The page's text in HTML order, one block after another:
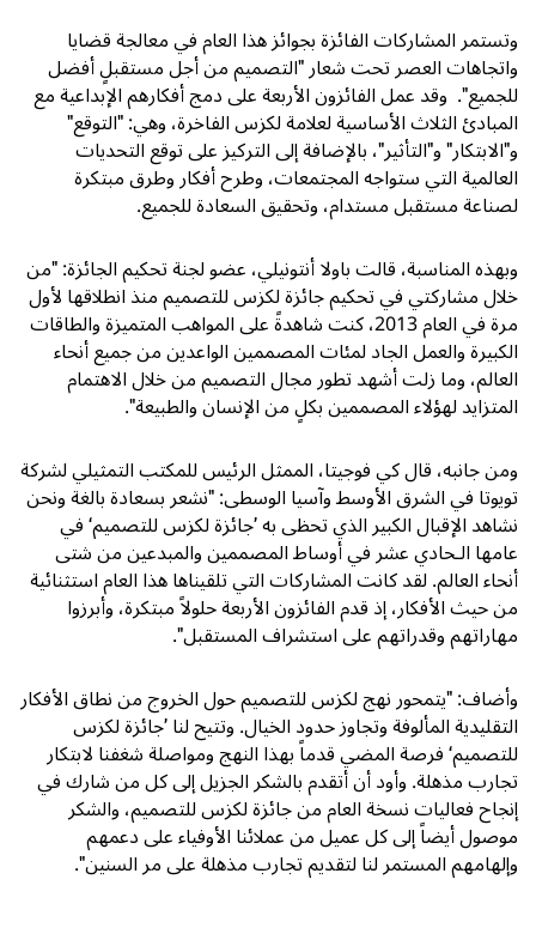
وتستمر المشاركات الفائزة بجوائز هذا العام في معالجة قضايا
واتجاهات العصر تحت شعار "التصميم من أجل مستقبلٍ أفضل
للجميع". وقد عمل الفائزون الأربعة على دمج أفكارهم الإبداعية مع
المبادئ الثلاث الأساسية لعلامة لكزس الفاخرة، وهي: "التوقع"
و"الابتكار" و"التأثير"، بالإضافة إلى التركيز على توقع التحديات
العالمية التي ستواجه المجتمعات، وطرح أفكار وطرق مبتكرة
لصناعة مستقبل مستدام، وتحقيق السعادة للجميع.
وبهذه المناسبة، قالت باولا أنتونيلي، عضو لجنة تحكيم الجائزة: "من
خلال مشاركتي في تحكيم جائزة لكزس للتصميم منذ انطلاقها لأول
مرة في العام 2013، كنت شاهدةً على المواهب المتميزة والطاقات
الكبيرة والعمل الجاد لمئات المصممين الواعدين من جميع أنحاء
العالم، وما زلت أشهد تطور مجال التصميم من خلال الاهتمام
المتزايد لهؤلاء المصممين بكلٍ من الإنسان والطبيعة".
ومن جانبه، قال كي فوجيتا، الممثل الرئيس للمكتب التمثيلي لشركة
تويوتا في الشرق الأوسط وآسيا الوسطى: "نشعر بسعادة بالغة ونحن
نشاهد الإقبال الكبير الذي تحظى به ’جائزة لكزس للتصميم‘ في
عامها الـحادي عشر في أوساط المصممين والمبدعين من شتى
أنحاء العالم. لقد كانت المشاركات التي تلقيناها هذا العام استثنائية
من حيث الأفكار، إذ قدم الفائزون الأربعة حلولاً مبتكرة، وأبرزوا
مهاراتهم وقدراتهم على استشراف المستقبل".
وأضاف: "يتمحور نهج لكزس للتصميم حول الخروج من نطاق الأفكار
التقليدية المألوفة وتجاوز حدود الخيال. وتتيح لنا ’جائزة لكزس
للتصميم‘ فرصة المضي قدماً بهذا النهج ومواصلة شغفنا لابتكار
تجارب مذهلة. وأود أن أتقدم بالشكر الجزيل إلى كل من شارك في
إنجاح فعاليات نسخة العام من جائزة لكزس للتصميم، والشكر
موصول أيضاً إلى كل عميل من عملائنا الأوفياء على دعمهم
وإلهامهم المستمر لنا لتقديم تجارب مذهلة على مر السنين".